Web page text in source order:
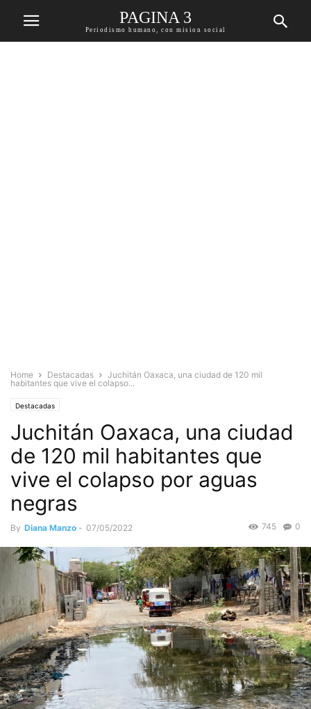
PAGINA 3
Periodismo humano, con mision social
Home Destacadas
Juchitán Oaxaca, una ciudad de 120 mil
habitantes que vive el colapso...
Destacadas
Juchitán Oaxaca, una ciudad
de 120 mil habitantes que
vive el colapso por aguas
negras
By Diana Manzo - 07/05/2022 0
745